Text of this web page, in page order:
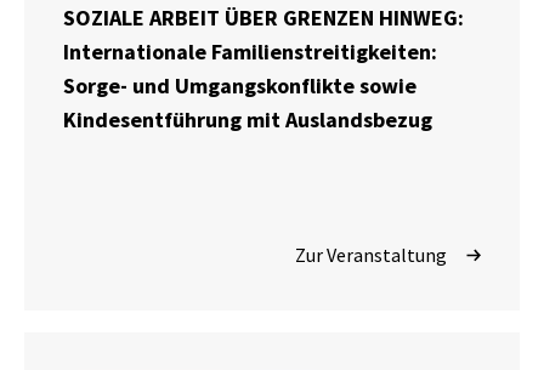
SOZIALE ARBEIT ÜBER GRENZEN HINWEG:
Internationale Familienstreitigkeiten:
Sorge- und Umgangskonflikte sowie
Kindesentführung mit Auslandsbezug
Zur Veranstaltung